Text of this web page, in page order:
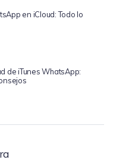
en iCloud: Todo lo
de iTunes WhatsApp: